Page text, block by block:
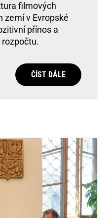
filmových
zemí v Evropské
přínos a
ČÍST DÁLE